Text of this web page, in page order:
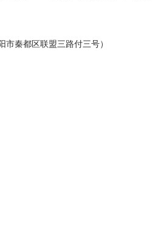
市秦都区联盟三路付三号）